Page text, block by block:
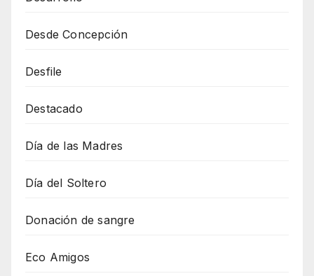
Desde Concepción
Desfile
Destacado
Día de las Madres
Día del Soltero
Donación de sangre
Eco Amigos